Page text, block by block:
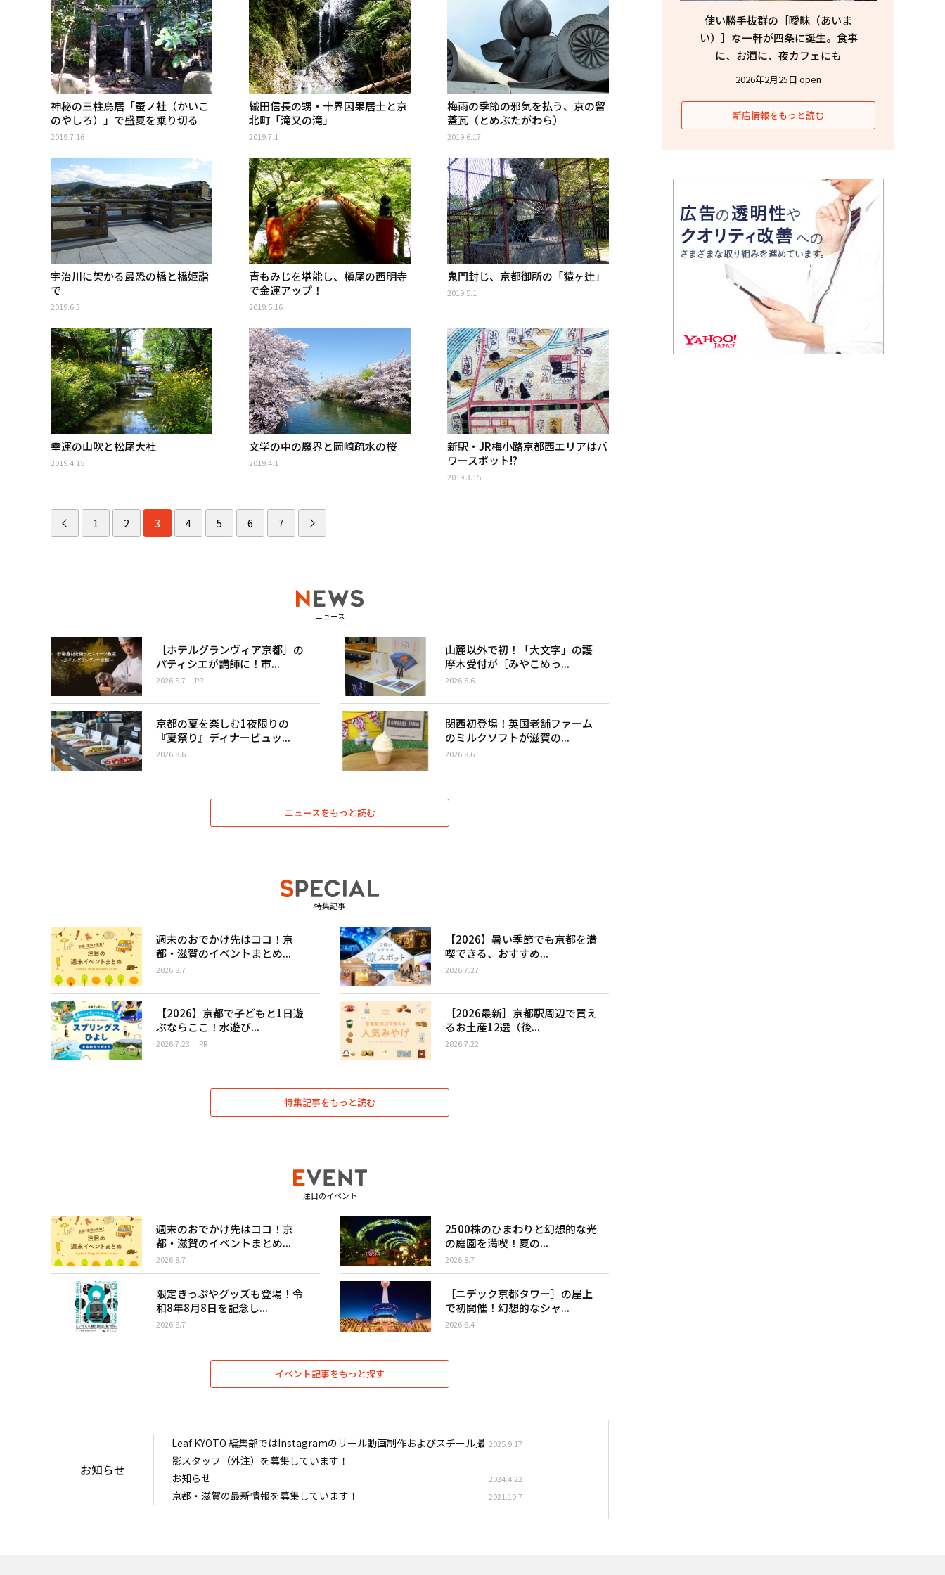
神秘の三柱鳥居「蚕ノ社（かいこ
のやしろ）」で盛夏を乗り切る
2019.7.16
織田信長の甥・十界因果居士と京
北町「滝又の滝」
2019.7.1
梅雨の季節の邪気を払う、京の留
蓋瓦（とめぶたがわら）
2019.6.17
宇治川に架かる最恐の橋と橋姫詣
で
2019.6.3
青もみじを堪能し、槇尾の西明寺
で金運アップ！
2019.5.16
鬼門封じ、京都御所の「猿ヶ辻」
2019.5.1
幸運の山吹と松尾大社
2019.4.15
文学の中の魔界と岡崎疏水の桜
2019.4.1
新駅・JR梅小路京都西エリアはパ
ワースポット!?
2019.3.15
1 2 3 4 5 6 7
ニュース
［ホテルグランヴィア京都］の
パティシエが講師に！市...
2026.8.7 PR
山麓以外で初！「大文字」の護
摩木受付が［みやこめっ...
2026.8.6
京都の夏を楽しむ1夜限りの
『夏祭り』ディナービュッ...
2026.8.6
関西初登場！英国老舗ファーム
のミルクソフトが滋賀の...
2026.8.6
ニュースをもっと読む
特集記事
週末のおでかけ先はココ！京
都・滋賀のイベントまとめ...
2026.8.7
【2026】暑い季節でも京都を満
喫できる、おすすめ...
2026.7.27
【2026】京都で子どもと1日遊
ぶならここ！水遊び...
2026.7.23 PR
［2026最新］京都駅周辺で買え
るお土産12選（後...
2026.7.22
特集記事をもっと読む
注目のイベント
週末のおでかけ先はココ！京
都・滋賀のイベントまとめ...
2026.8.7
2500株のひまわりと幻想的な光
の庭園を満喫！夏の...
2026.8.7
限定きっぷやグッズも登場！令
和8年8月8日を記念し...
2026.8.7
［ニデック京都タワー］の屋上
で初開催！幻想的なシャ...
2026.8.4
イベント記事をもっと探す
使い勝手抜群の［曖昧（あいま
い）］な一軒が四条に誕生。食事
に、お酒に、夜カフェにも
2026年2月25日 open
新店情報をもっと読む
お知らせ
Leaf KYOTO 編集部ではInstagramのリール動画制作およびスチール撮
影スタッフ（外注）を募集しています！
2025.9.17
お知らせ 2024.4.22
京都・滋賀の最新情報を募集しています！ 2021.10.7